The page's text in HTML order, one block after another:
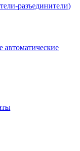
разъединители)